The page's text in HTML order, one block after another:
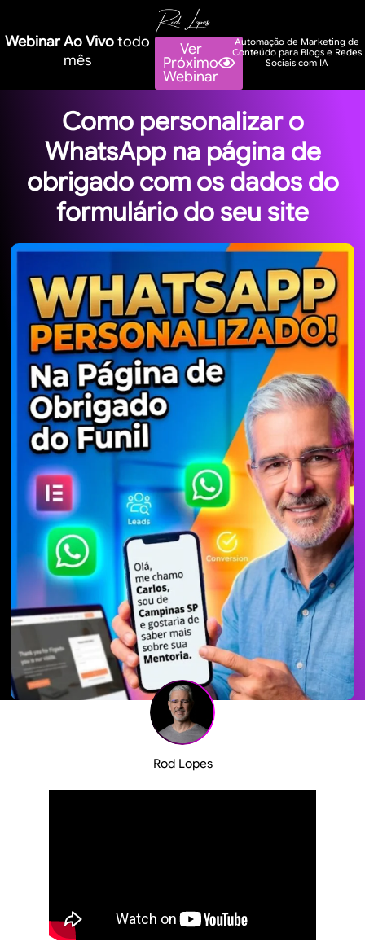
Webinar Ao Vivotodo
mês
Ver
Próximo
Webinar
Automação de Marketing de
Conteúdo para Blogs e Redes
Sociais com IA
Como personalizar o
WhatsApp na página de
obrigado com os dados do
formulário do seu site
Rod Lopes